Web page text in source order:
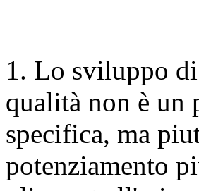
1. Lo sviluppo
qualità non è un
specifica, ma
potenziamento